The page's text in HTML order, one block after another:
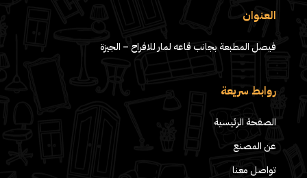
العنوان
فيصل المطبعة بجانب قاعه لمار للافراح – الجيزة
روابط سريعة
الصفحة الرئيسية
عن المصنع
تواصل معنا